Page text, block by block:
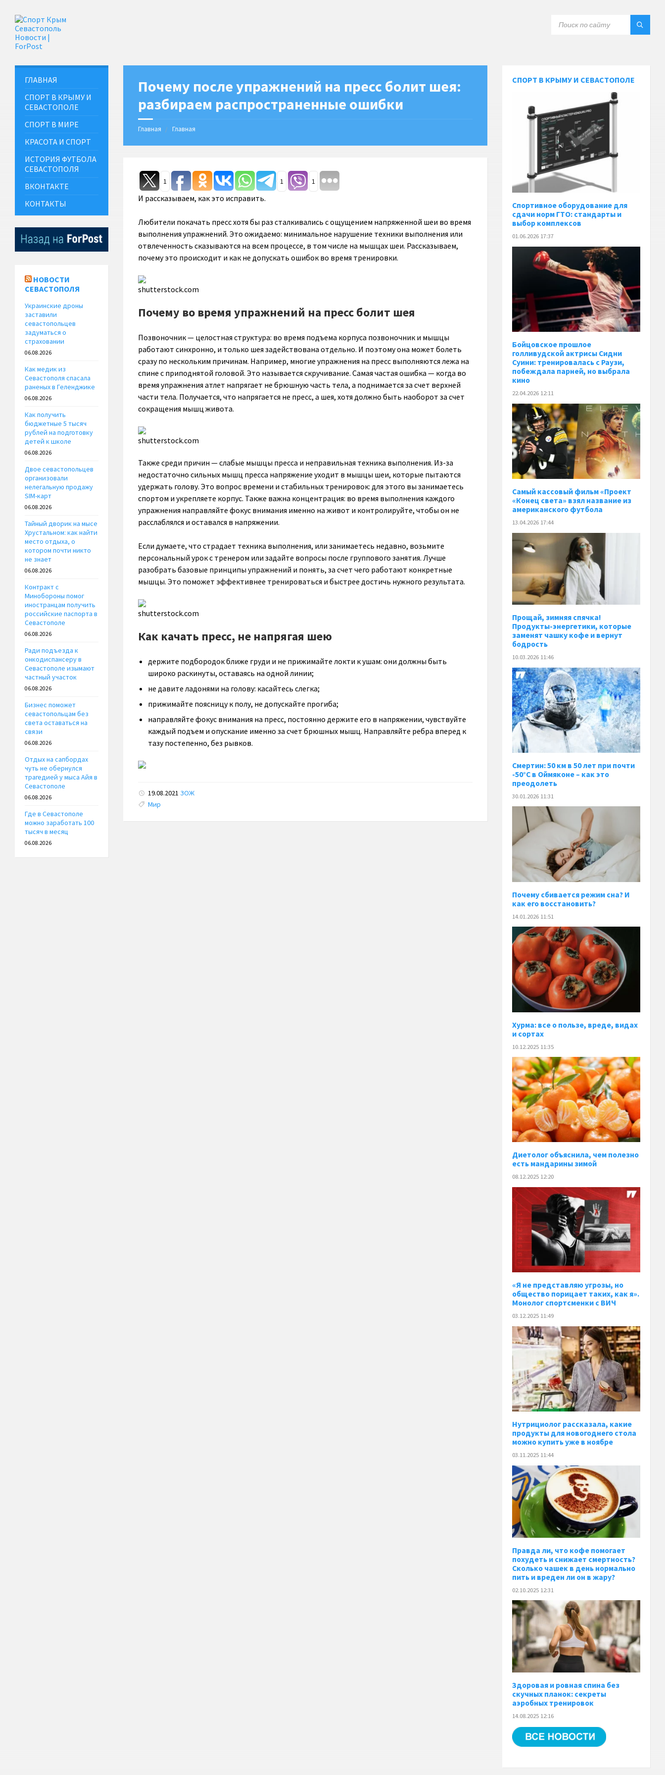
Почему после упражнений на пресс болит шея:
разбираем распространенные ошибки
Главная Главная
1 1 1
И рассказываем, как это исправить.
Любители покачать пресс хотя бы раз сталкивались с ощущением напряженной шеи во время
выполнения упражнений. Это ожидаемо: минимальное нарушение техники выполнения или
отвлеченность сказываются на всем процессе, в том числе на мышцах шеи. Рассказываем,
почему это происходит и как не допускать ошибок во время тренировки.
shutterstock.com
Почему во время упражнений на пресс болит шея
Позвоночник — целостная структура: во время подъема корпуса позвоночник и мышцы
работают синхронно, и только шея задействована отдельно. И поэтому она может болеть
сразу по нескольким причинам. Например, многие упражнения на пресс выполняются лежа на
спине с приподнятой головой. Это называется скручивание. Самая частая ошибка — когда во
время упражнения атлет напрягает не брюшную часть тела, а поднимается за счет верхней
части тела. Получается, что напрягается не пресс, а шея, хотя должно быть наоборот за счет
сокращения мышц живота.
shutterstock.com
Также среди причин — слабые мышцы пресса и неправильная техника выполнения. Из-за
недостаточно сильных мышц пресса напряжение уходит в мышцы шеи, которые пытаются
удержать голову. Это вопрос времени и стабильных тренировок: для этого вы занимаетесь
спортом и укрепляете корпус. Также важна концентрация: во время выполнения каждого
упражнения направляйте фокус внимания именно на живот и контролируйте, чтобы он не
расслаблялся и оставался в напряжении.
Если думаете, что страдает техника выполнения, или занимаетесь недавно, возьмите
персональный урок с тренером или задайте вопросы после группового занятия. Лучше
разобрать базовые принципы упражнений и понять, за счет чего работают конкретные
мышцы. Это поможет эффективнее тренироваться и быстрее достичь нужного результата.
shutterstock.com
Как качать пресс, не напрягая шею
держите подбородок ближе груди и не прижимайте локти к ушам: они должны быть
широко раскинуты, оставаясь на одной линии;
не давите ладонями на голову: касайтесь слегка;
прижимайте поясницу к полу, не допускайте прогиба;
направляйте фокус внимания на пресс, постоянно держите его в напряжении, чувствуйте
каждый подъем и опускание именно за счет брюшных мышц. Направляйте ребра вперед к
тазу постепенно, без рывков.
19.08.2021 ЗОЖ
Tags:
Мир
ГЛАВНАЯ
СПОРТ В КРЫМУ И
СЕВАСТОПОЛЕ
СПОРТ В МИРЕ
КРАСОТА И СПОРТ
ИСТОРИЯ ФУТБОЛА
СЕВАСТОПОЛЯ
ВКОНТАКТЕ
КОНТАКТЫ
НОВОСТИ
СЕВАСТОПОЛЯ
Украинские дроны
заставили
севастопольцев
задуматься о
страховании
06.08.2026
Как медик из
Севастополя спасала
раненых в Геленджике
06.08.2026
Как получить
бюджетные 5 тысяч
рублей на подготовку
детей к школе
06.08.2026
Двое севастопольцев
организовали
нелегальную продажу
SIM-карт
06.08.2026
Тайный дворик на мысе
Хрустальном: как найти
место отдыха, о
котором почти никто
не знает
06.08.2026
Контракт с
Минобороны помог
иностранцам получить
российские паспорта в
Севастополе
06.08.2026
Ради подъезда к
онкодиспансеру в
Севастополе изымают
частный участок
06.08.2026
Бизнес поможет
севастопольцам без
света оставаться на
связи
06.08.2026
Отдых на сапбордах
чуть не обернулся
трагедией у мыса Айя в
Севастополе
06.08.2026
Где в Севастополе
можно заработать 100
тысяч в месяц
06.08.2026
СПОРТ В КРЫМУ И СЕВАСТОПОЛЕ
Спортивное оборудование для
сдачи норм ГТО: стандарты и
выбор комплексов
01.06.2026 17:37
Бойцовское прошлое
голливудской актрисы Сидни
Суини: тренировалась с Раузи,
побеждала парней, но выбрала
кино
22.04.2026 12:11
Самый кассовый фильм «Проект
«Конец света» взял название из
американского футбола
13.04.2026 17:44
Прощай, зимняя спячка!
Продукты-энергетики, которые
заменят чашку кофе и вернут
бодрость
10.03.2026 11:46
Смертин: 50 км в 50 лет при почти
-50°C в Оймяконе – как это
преодолеть
30.01.2026 11:31
Почему сбивается режим сна? И
как его восстановить?
14.01.2026 11:51
Хурма: все о пользе, вреде, видах
и сортах
10.12.2025 11:35
Диетолог объяснила, чем полезно
есть мандарины зимой
08.12.2025 12:20
«Я не представляю угрозы, но
общество порицает таких, как я».
Монолог спортсменки с ВИЧ
03.12.2025 11:49
Нутрициолог рассказала, какие
продукты для новогоднего стола
можно купить уже в ноябре
03.11.2025 11:44
Правда ли, что кофе помогает
похудеть и снижает смертность?
Сколько чашек в день нормально
пить и вреден ли он в жару?
02.10.2025 12:31
Здоровая и ровная спина без
скучных планок: секреты
аэробных тренировок
14.08.2025 12:16